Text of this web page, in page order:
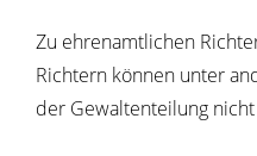
Zu ehrenamtlichen
Richtern können unter
der Gewaltenteilung